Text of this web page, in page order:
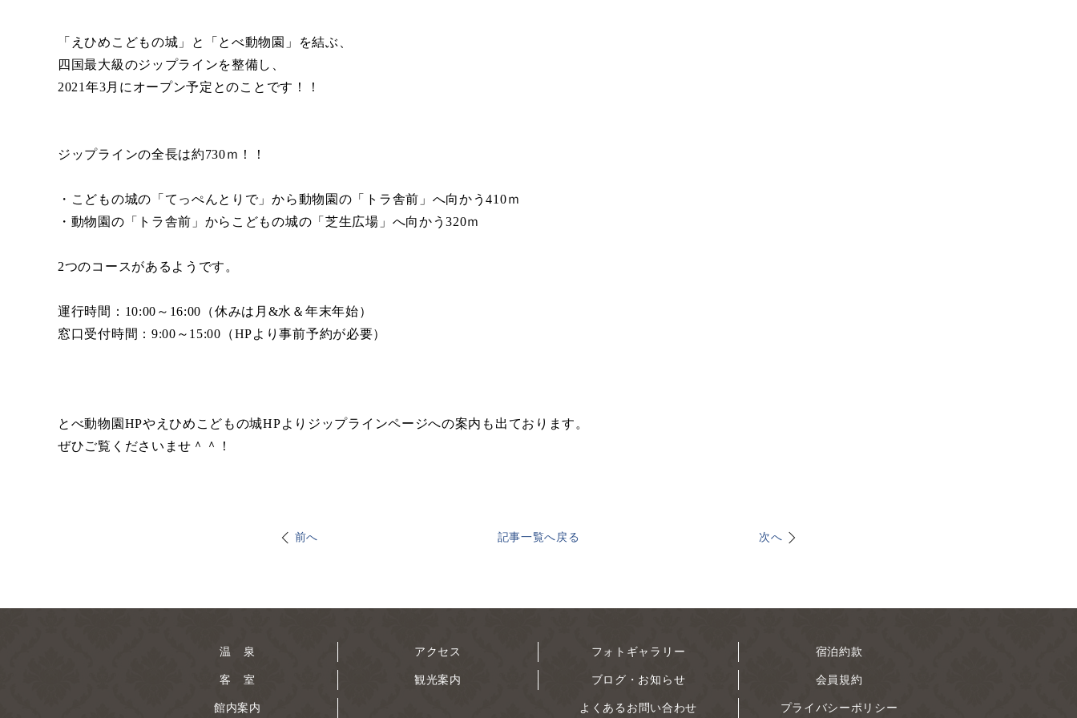
「えひめこどもの城」と「とべ動物園」を結ぶ、
四国最大級のジップラインを整備し、
2021年3月にオープン予定とのことです！！
ジップラインの全長は約730ｍ！！
・こどもの城の「てっぺんとりで」から動物園の「トラ舎前」へ向かう410ｍ
・動物園の「トラ舎前」からこどもの城の「芝生広場」へ向かう320ｍ
2つのコースがあるようです。
運行時間：10:00～16:00（休みは月&水＆年末年始）
窓口受付時間：9:00～15:00（HPより事前予約が必要）
とべ動物園HPやえひめこどもの城HPよりジップラインページへの案内も出ております。
ぜひご覧くださいませ＾＾！
前へ 記事一覧へ戻る 次へ
温 泉
客 室
館内案内
アクセス
観光案内
フォトギャラリー
ブログ・お知らせ
よくあるお問い合わせ
宿泊約款
会員規約
プライバシーポリシー